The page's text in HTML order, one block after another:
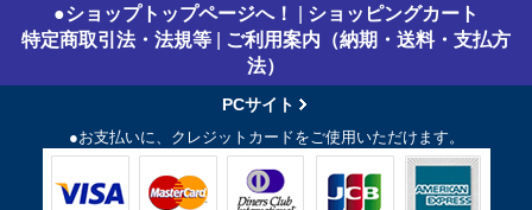
●ショップトップページへ！
ショッピングカート
特定商取引法・法規等
ご利用案内（納期・送料・支払方
法）
PCサイト
●お支払いに、クレジットカードをご使用いただけます。